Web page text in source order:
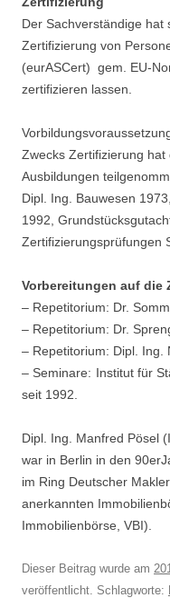
Der Sachverständige hat
Zertifizierung von
(eurASCert) gem. EU-
zertifizieren lassen.
Zwecks Zertifizierung
Ausbildungen
Dipl. Ing. Bauwesen
1992,
Zertifizierungsprüfungen
Vorbereitungen auf die
– Repetitorium: Dr.
– Repetitorium: Dr.
– Repetitorium: Dipl. Ing.
– Seminare: Institut für
seit 1992.
Dipl. Ing. Manfred Pösel
war in Berlin in den
im Ring Deutscher
anerkannten
Immobilienbörse, VBI).
Dieser Beitrag wurde am
veröffentlicht. Schlagworte: